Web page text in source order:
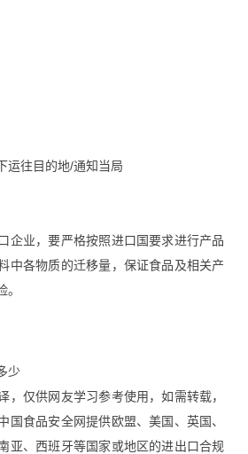
运往目的地/通知当局
企业，要严格按照进口国要求进行产品
中各物质的迁移量，保证食品及相关产
少
，仅供网友学习参考使用，如需转载，
国食品安全网提供欧盟、美国、英国、
亚、西班牙等国家或地区的进出口合规